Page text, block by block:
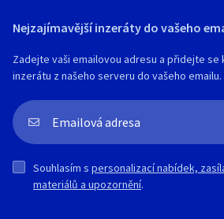
Nejzajímavější inzeráty do vašeho
Zadejte vaši emailovou adresu a přidejte se
inzerátu z našeho serveru do vašeho emailu.
Souhlasím s personalizací nabídek,
materiálů a upozornění.